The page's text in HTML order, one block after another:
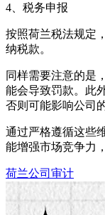
4、税务申报
按照荷兰税法规定
纳税款。
同样需要注意的是
能会导致罚款。此
否则可能影响公司
通过严格遵循这些
能增强市场竞争力
荷兰公司审计